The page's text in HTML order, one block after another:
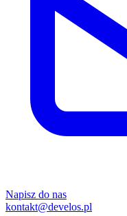
Napisz do nas
kontakt@develos.pl